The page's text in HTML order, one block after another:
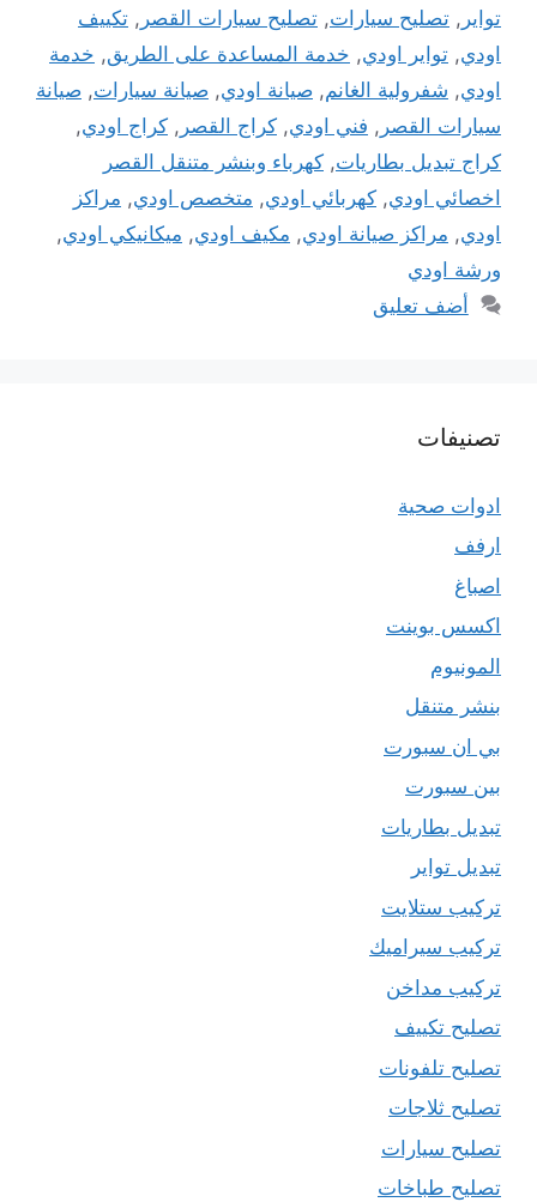
تواير , تصليح سيارات, تصليح سيارات القصر , تكييف
اودي, تواير اودي, خدمة المساعدة على الطريق, خدمة
اودي, شفرولية الغانم, صيانة اودي, صيانة سيارات, صيانة
سيارات القصر , فني اودي, كراج القصر , كراج اودي,
كراج تبديل بطاريات, كهرباء وبنشر متنقل القصر
اخصائي اودي, كهربائي اودي, متخصص اودي, مراكز
اودي, مراكز صيانة اودي, مكيف اودي, ميكانيكي اودي,
ورشة اودي
أضف تعليق
تصنيفات
ادوات صحية
ارفف
اصباغ
اكسس بوينت
المونيوم
بنشر متنقل
بي ان سبورت
بين سبورت
تبديل بطاريات
تبديل تواير
تركيب ستلايت
تركيب سيراميك
تركيب مداخن
تصليح تكييف
تصليح تلفونات
تصليح ثلاجات
تصليح سيارات
تصليح طباخات